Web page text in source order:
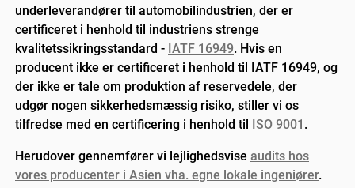
underleverandører til automobilindustrien, der er
certificeret i henhold til industriens strenge
kvalitetssikringsstandard - IATF 16949. Hvis en
producent ikke er certificeret i henhold til IATF 16949, og
der ikke er tale om produktion af reservedele, der
udgør nogen sikkerhedsmæssig risiko, stiller vi os
tilfredse med en certificering i henhold til ISO 9001 .
Herudover gennemfører vi lejlighedsvise audits hos
vores producenter i Asien vha. egne lokale ingeniører.